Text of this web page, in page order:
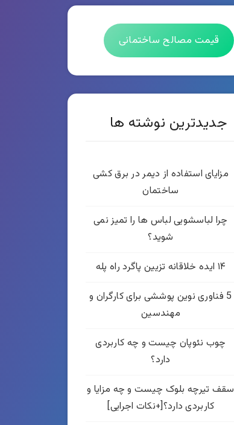
قیمت مصالح ساختمانی
جدیدترین نوشته ها
مزایای استفاده از دیمر در برق کشی
ساختمان
چرا لباسشویی لباس ها را تمیز نمی
شوید؟
۱۴ ایده خلاقانه تزیین پاگرد راه پله
5 فناوری نوین پوششی برای کارگران و
مهندسین
چوب نئوپان چیست و چه کاربردی
دارد؟
سقف تیرچه بلوک چیست و چه مزایا و
کاربردی دارد؟[+نکات اجرایی]